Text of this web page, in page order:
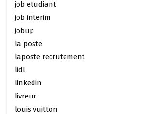
job etudiant
job interim
jobup
la poste
laposte recrutement
lidl
linkedin
livreur
louis vuitton